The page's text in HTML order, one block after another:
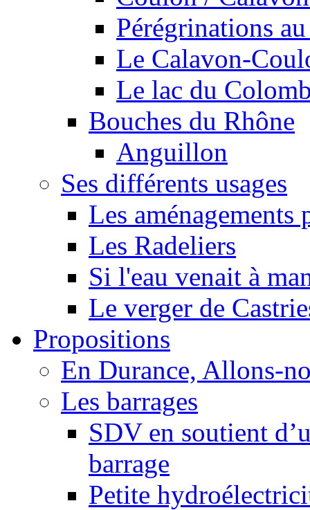
Pérégrinations
Le Calavon-
Le lac du
Bouches du Rhône
Anguillon
Ses différents usages
Les
Les Radeliers
Si l'eau venait à
Le verger de
Propositions
En Durance, Allons-
Les barrages
SDV en soutient
barrage
Petite